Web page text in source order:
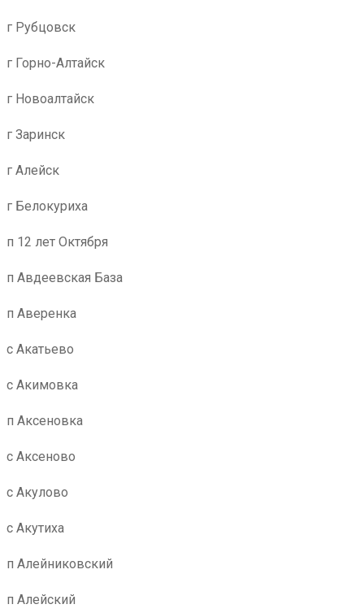
г Рубцовск
г Горно-Алтайск
г Новоалтайск
г Заринск
г Алейск
г Белокуриха
п 12 лет Октября
п Авдеевская База
п Аверенка
с Акатьево
с Акимовка
п Аксеновка
с Аксеново
с Акулово
с Акутиха
п Алейниковский
п Алейский